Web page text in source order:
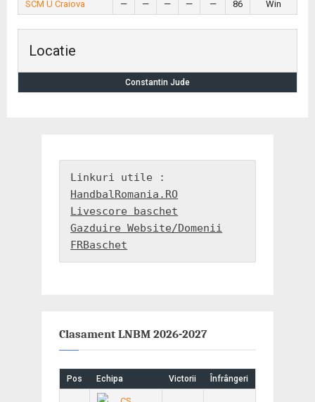
SCM U Craiova — — — — — 86 Win
Locatie
Constantin Jude
HandbalRomania.RO
Livescore baschet
Gazduire Website/Domenii
FRBaschet
Clasament LNBM 2026-2027
Pos Echipa Victorii Înfrângeri